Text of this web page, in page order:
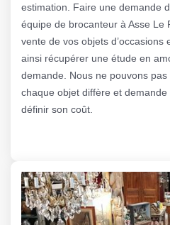
estimation. Faire une demande
équipe de brocanteur à Asse Le
vente de vos objets d’occasions
ainsi récupérer une étude en
demande. Nous ne pouvons
chaque objet diffère et demande
définir son coût.